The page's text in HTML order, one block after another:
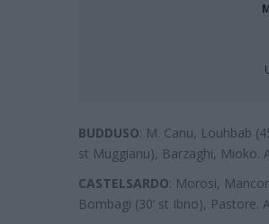
BUDDUSO: M. Canu, Louhbab
st Muggianu), Barzaghi, Mioko.
CASTELSARDO: Morosi,
Bombagi (30’ st Ibno), Pastore.